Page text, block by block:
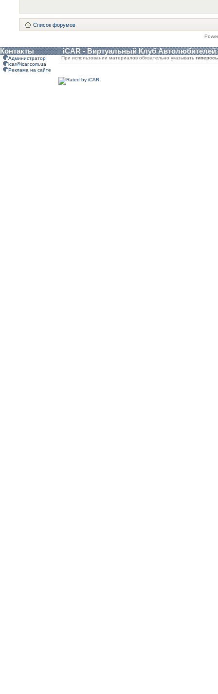
Список форумов
Контакты iCAR - Виртуальный Клуб Автолюбителей
Администратор
icar@icar.com.ua
Реклама на сайте
При использовании материалов обязательно указывать